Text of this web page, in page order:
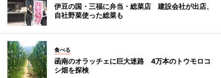
伊豆の国・三福に弁当・総菜店 建設会社が出店、
自社野菜使った総菜も
食べる
函南のオラッチェに巨大迷路 4万本のトウモロコ
シ畑を探検